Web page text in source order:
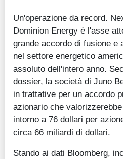
Un'operazione da record.
Dominion Energy è l'asse
grande accordo di fusione e
nel settore energetico
assoluto dell'intero anno.
dossier, la società di Juno
in trattative per un accordo
azionario che
intorno a 76 dollari per
circa 66 miliardi di dollari.
Stando ai dati Bloomberg,